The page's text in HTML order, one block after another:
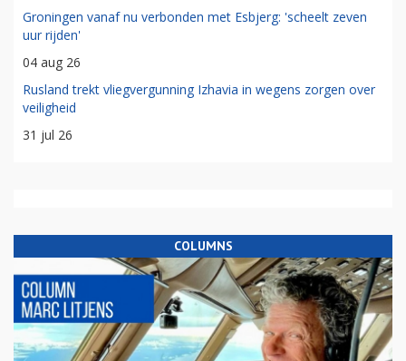
Groningen vanaf nu verbonden met Esbjerg: 'scheelt zeven
uur rijden'
04 aug 26
Rusland trekt vliegvergunning Izhavia in wegens zorgen over
veiligheid
31 jul 26
COLUMNS